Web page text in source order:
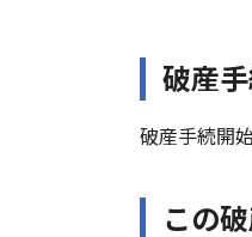
破産
破産手続開
この